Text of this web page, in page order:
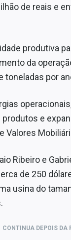
de reais e
produtiva
da
toneladas por
e
Valores
Ribeiro e
de 250
usina do
CONTINUA DEPOIS DA